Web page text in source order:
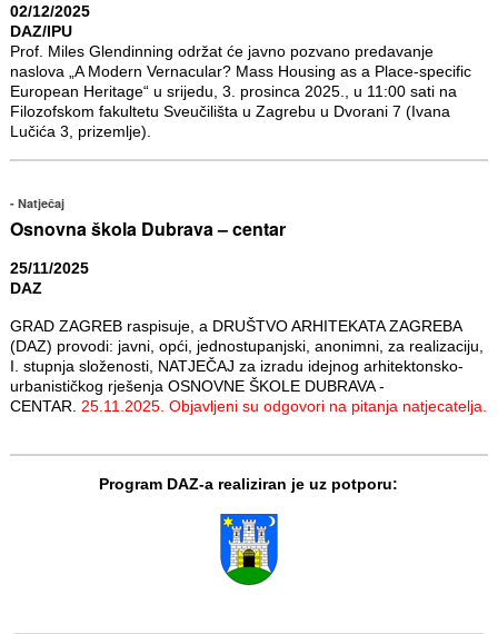
02/12/2025
DAZ/IPU
Prof. Miles Glendinning održat će javno pozvano predavanje
naslova „A Modern Vernacular? Mass Housing as a Place-specific
European Heritage“ u srijedu, 3. prosinca 2025., u 11:00 sati na
Filozofskom fakultetu Sveučilišta u Zagrebu u Dvorani 7 (Ivana
Lučića 3, prizemlje).
Natječaj
Osnovna škola Dubrava – centar
25/11/2025
DAZ
GRAD ZAGREB raspisuje, a DRUŠTVO ARHITEKATA ZAGREBA
(DAZ) provodi: javni, opći, jednostupanjski, anonimni, za realizaciju,
I. stupnja složenosti, NATJEČAJ za izradu idejnog arhitektonsko-
urbanističkog rješenja OSNOVNE ŠKOLE DUBRAVA -
CENTAR. 25.11.2025. Objavljeni su odgovori na pitanja natjecatelja.
Program DAZ-a realiziran je uz potporu: